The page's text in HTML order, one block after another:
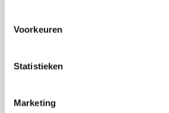
Voorkeuren
Statistieken
Marketing